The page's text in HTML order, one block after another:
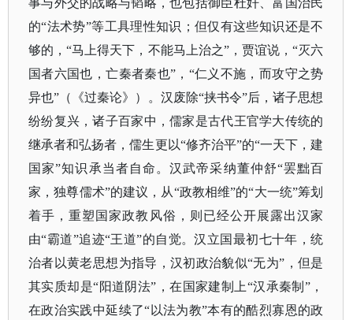
事与外交的战略与韬略，也包括御臣杜奸、富国治民
的“法术势”等工具理性知识；但仅有这些知识还是不
够的，“马上得天下，不能马上治之”，贾谊说，“灭六
国者六国也，亡秦者秦也”，“仁义不施，而攻守之势
异也”（《过秦论》）。汉废除“挟书令”后，诸子思想
纷纷复兴，诸子百家中，儒家是古代王官学大传统的
继承者和弘扬者，儒生更以“修齐治平”的“一天下，建
国家”知识承当者自命。汉武帝采纳董仲舒“罢黜百
家，独尊儒术”的建议，从“政教相维”的“大一统”筹划
着手，重塑国家政教风俗，则已经公开展露出汉家
由“霸道”追迹“王道”的自觉。汉立国最初七十年，统
治者以黄老思想为指导，汉初政治貌似“无为”，但是
其实质却是“阳道阴法”，在国家建制上“汉承秦制”，
在政治实践中延续了“以法为教”本有的酷烈寡恩的政